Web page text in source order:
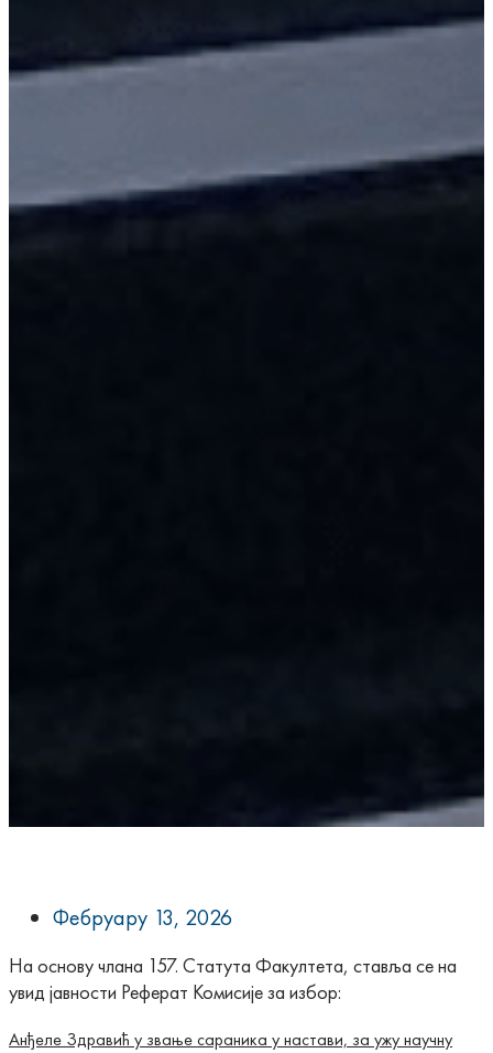
Фебруарy 13, 2026
На основучлана 157. Статута Факултета, ставља се на
увид јавности Реферат Комисије за избор:
Анђеле Здравић у звање сараника у настави, за ужу научну